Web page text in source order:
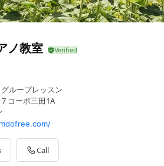
ノ教室
ループレッスン
コーポ三田1A
Call